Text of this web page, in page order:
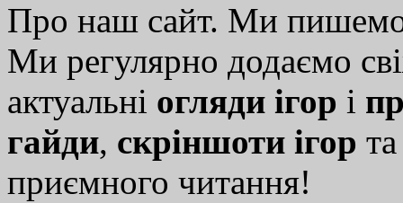
Про наш сайт. Ми
Ми регулярно додаємо
актуальні огляди ігор і
гайди, скріншоти ігор
приємного читання!